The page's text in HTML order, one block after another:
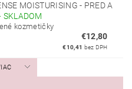
MOISTURISING - PRED A
SKLADOM
kozmetičky
€12,80
€10,41 bez DPH